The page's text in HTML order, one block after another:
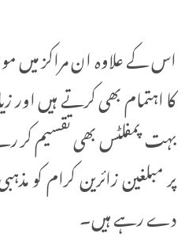
اس کے علاوہ ان مراکز میں
کا اہتمام بھی کرتے ہیں
بہت پمفلٹس بھی تقسیم کر
پر مبلغین زائرین کرام کو
دے رہے ہیں۔